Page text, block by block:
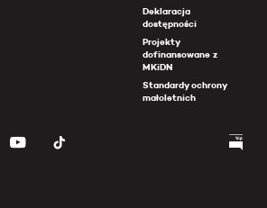
Deklaracja
dostępności
Projekty
dofinansowane z
MKiDN
Standardy ochrony
małoletnich